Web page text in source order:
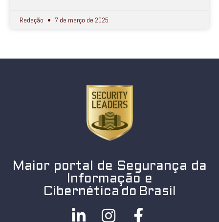
Redação 7 de março de 2025
Maior portal de Segurança da
Informação e
Cibernética do Brasil